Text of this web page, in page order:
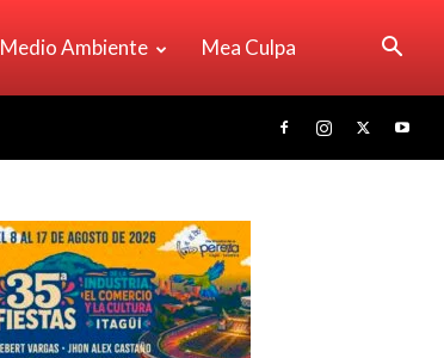
Medio Ambiente Mea Culpa